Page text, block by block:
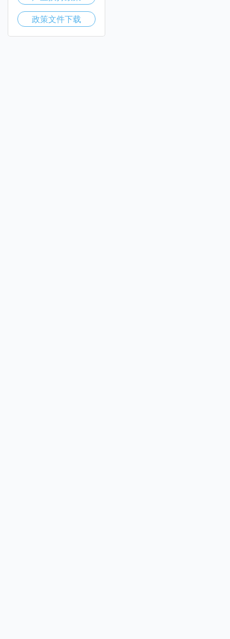
政策文件下载